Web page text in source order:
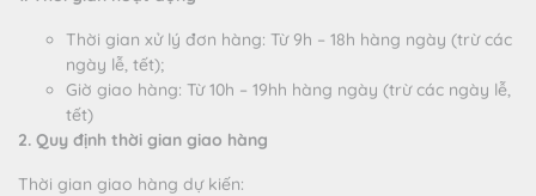
Thời gian xử lý đơn hàng: Từ 9h – 18h hàng ngày (trừ các
ngày lễ, tết);
Giờ giao hàng: Từ 10h – 19hh hàng ngày (trừ các ngày lễ,
tết)
2. Quy định thời gian giao hàng
Thời gian giao hàng dự kiến: